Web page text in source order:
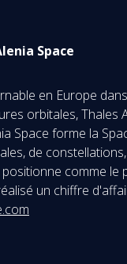
Space
en Europe
orbitales, Thales
Space forme la
de
comme
un chiffre